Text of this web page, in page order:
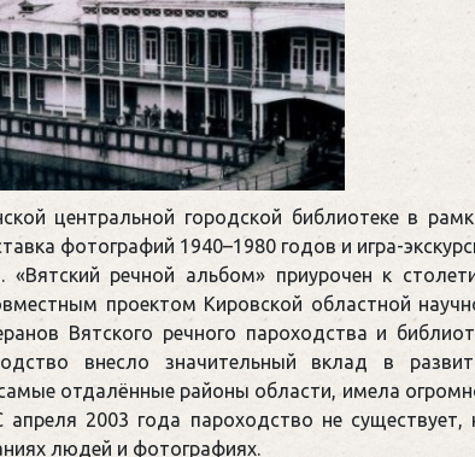
центральной городской библиотеке в
фотографий 1940–1980 годов и игра-
речной альбом» приурочен к
проектом Кировской областной
Вятского речного пароходства и
внесло значительный вклад в
отдалённые районы области, имела
апреля 2003 года пароходство не существует,
людей и фотографиях.